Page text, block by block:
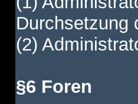
Durchsetzung
(2)
§6 Foren